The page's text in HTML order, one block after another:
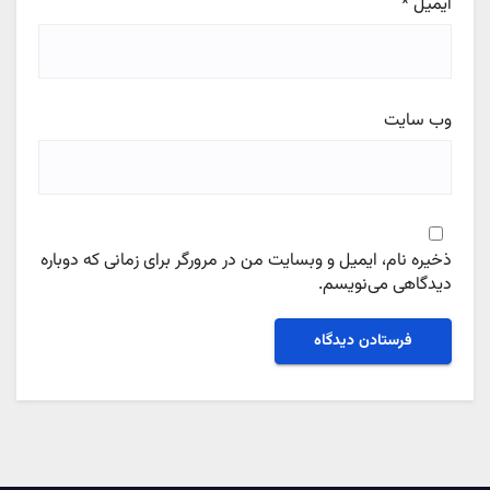
وب‌ سایت
ذخیره نام، ایمیل و وبسایت من در مرورگر برای زمانی که دوباره
دیدگاهی می‌نویسم.